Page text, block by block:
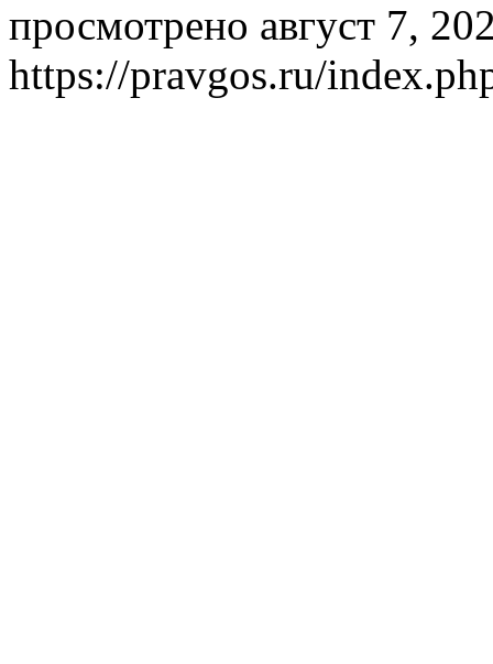
просмотрено август 7,
https://pravgos.ru/